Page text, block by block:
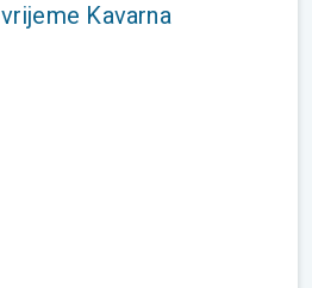
Kavarna